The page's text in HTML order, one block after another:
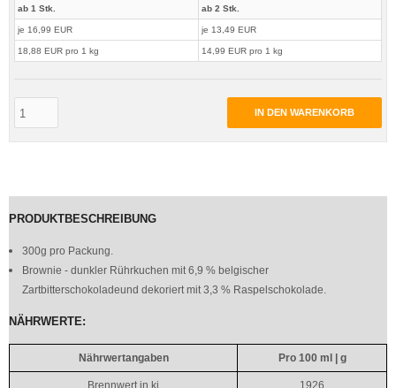
ab 1 Stk.
je 16,99 EUR
18,88 EUR pro 1 kg
ab 2 Stk.
je 13,49 EUR
14,99 EUR pro 1 kg
IN DEN WARENKORB
PRODUKTBESCHREIBUNG
300g pro Packung.
Brownie - dunkler Rührkuchen mit 6,9 % belgischer
Zartbitterschokoladeund dekoriert mit 3,3 % Raspelschokolade.
NÄHRWERTE:
Nährwertangaben Pro 100 ml | g
Brennwert in kj 1926